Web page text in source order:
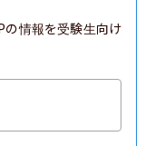
情報を受験生向け